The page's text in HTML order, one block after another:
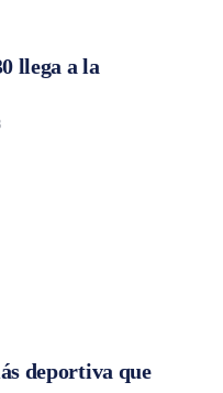
llega a la
deportiva que